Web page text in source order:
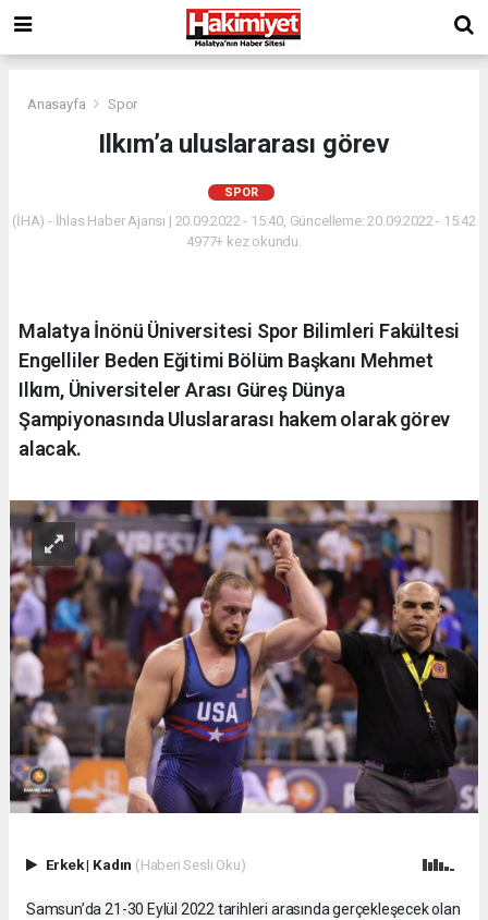
Anasayfa Spor
Ilkım’a uluslararası görev
SPOR
(İHA) - İhlas Haber Ajansı | 20.09.2022 - 15:40, Güncelleme: 20.09.2022 - 15:42
4977+ kez okundu.
Malatya İnönü Üniversitesi Spor Bilimleri Fakültesi
Engelliler Beden Eğitimi Bölüm Başkanı Mehmet
Ilkım, Üniversiteler Arası Güreş Dünya
Şampiyonasında Uluslararası hakem olarak görev
alacak.
Erkek| Kadın (Haberi Sesli Oku)
Samsun’da 21-30 Eylül 2022 tarihleri arasında gerçekleşecek olan